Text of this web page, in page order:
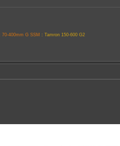
400mm G SSM : Tamron 150-600 G2